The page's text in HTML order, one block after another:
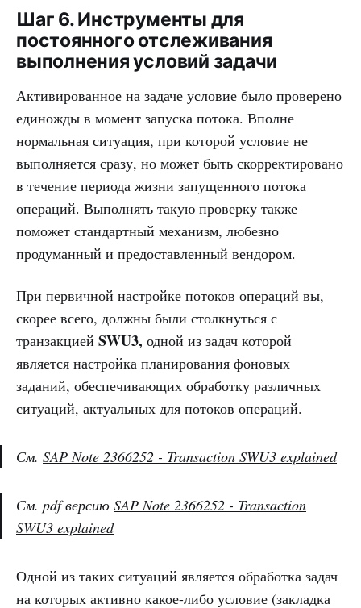
Шаг 6. Инструменты для
постоянного отслеживания
выполнения условий задачи
Активированное на задаче условие было проверено
единожды в момент запуска потока. Вполне
нормальная ситуация, при которой условие не
выполняется сразу, но может быть скорректировано
в течение периода жизни запущенного потока
операций. Выполнять такую проверку также
поможет стандартный механизм, любезно
продуманный и предоставленный вендором.
При первичной настройке потоков операций вы,
скорее всего, должны были столкнуться с
транзакцией SWU3, одной из задач которой
является настройка планирования фоновых
заданий, обеспечивающих обработку различных
ситуаций, актуальных для потоков операций.
См. SAP Note 2366252 - Transaction SWU3 explained
См. pdf версию SAP Note 2366252 - Transaction
SWU3 explained
Одной из таких ситуаций является обработка задач
на которых активно какое-либо условие (закладка